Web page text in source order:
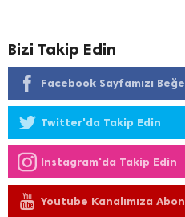
Bizi Takip Edin
Facebook Sayfamızı
Twitter'da Takip Edin
Instagram'da Takip Edin
Youtube Kanalımıza